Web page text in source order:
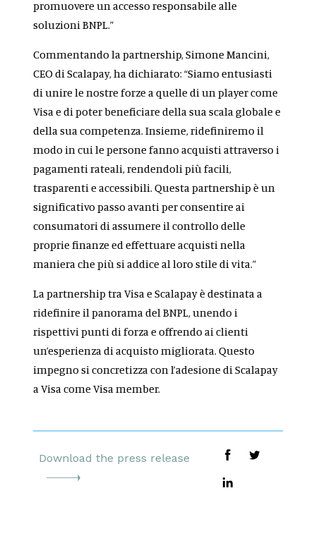
promuovere un accesso responsabile alle
soluzioni BNPL.”
Commentando la partnership, Simone Mancini,
CEO di Scalapay, ha dichiarato: “Siamo entusiasti
di unire le nostre forze a quelle di un player come
Visa e di poter beneficiare della sua scala globale e
della sua competenza. Insieme, ridefiniremo il
modo in cui le persone fanno acquisti attraverso i
pagamenti rateali, rendendoli più facili,
trasparenti e accessibili. Questa partnership è un
significativo passo avanti per consentire ai
consumatori di assumere il controllo delle
proprie finanze ed effettuare acquisti nella
maniera che più si addice al loro stile di vita.”
La partnership tra Visa e Scalapay è destinata a
ridefinire il panorama del BNPL, unendo i
rispettivi punti di forza e offrendo ai clienti
un’esperienza di acquisto migliorata. Questo
impegno si concretizza con l’adesione di Scalapay
a Visa come Visa member.
Download the press release